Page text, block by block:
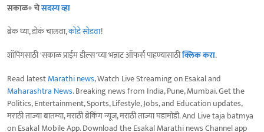
सकाळ+ चेसदस्य व्हा
ब्रेक घ्या, डोकं चालवा,कोडे सोडवा!
शॉपिंगसाठी 'सकाळ प्राईम डील्स'च्या भन्नाट ऑफर्स पाहण्यासाठीक्लिक करा.
Read latestMarathi news, Watch Live Streaming on Esakal and
Maharashtra News. Breaking news from India, Pune, Mumbai. Get the
Politics, Entertainment, Sports, Lifestyle, Jobs, and Education updates,
मराठी ताज्या बातम्या, मराठी ब्रेकिंग न्यूज, मराठी ताज्या घडामोडी. And Live taja batmya
on Esakal Mobile App. Download the Esakal Marathi news Channel app